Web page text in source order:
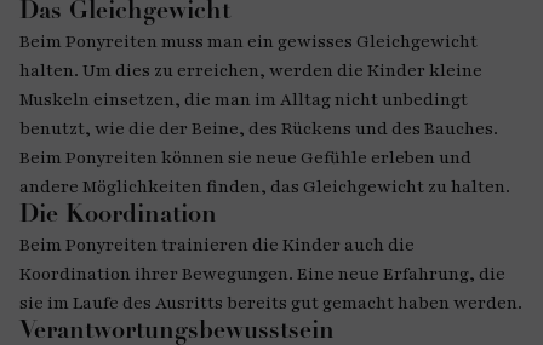
Das Gleichgewicht
Beim Ponyreiten muss man ein gewisses Gleichgewicht
halten. Um dies zu erreichen, werden die Kinder kleine
Muskeln einsetzen, die man im Alltag nicht unbedingt
benutzt, wie die der Beine, des Rückens und des Bauches.
Beim Ponyreiten können sie neue Gefühle erleben und
andere Möglichkeiten finden, das Gleichgewicht zu halten.
Die Koordination
Beim Ponyreiten trainieren die Kinder auch die
Koordination ihrer Bewegungen. Eine neue Erfahrung, die
sie im Laufe des Ausritts bereits gut gemacht haben werden.
Verantwortungsbewusstsein